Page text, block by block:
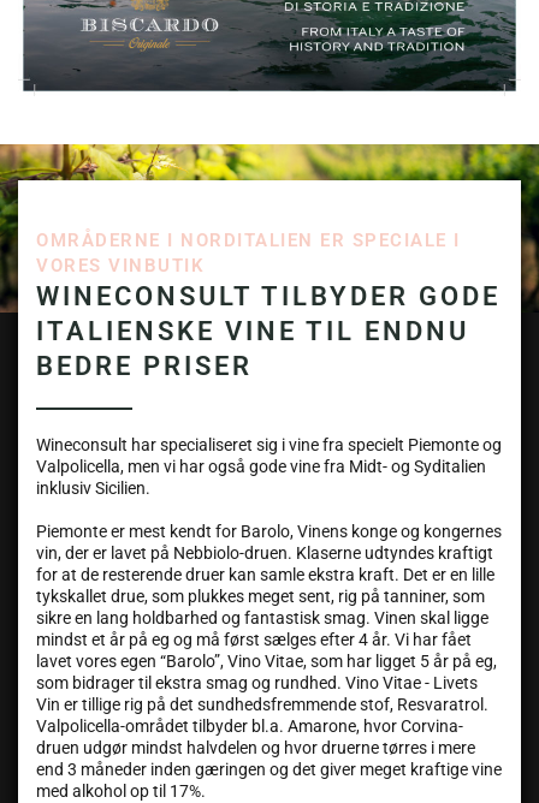
OMRÅDERNE I NORDITALIEN ER SPECIALE I
VORES VINBUTIK
WINECONSULT TILBYDER GODE
ITALIENSKE VINE TIL ENDNU
BEDRE PRISER
Wineconsult har specialiseret sig i vine fra specielt Piemonte og
Valpolicella, men vi har også gode vine fra Midt- og Syditalien
inklusiv Sicilien.
Piemonte er mest kendt for Barolo, Vinens konge og kongernes
vin, der er lavet på Nebbiolo-druen. Klaserne udtyndes kraftigt
for at de resterende druer kan samle ekstra kraft. Det er en lille
tykskallet drue, som plukkes meget sent, rig på tanniner, som
sikre en lang holdbarhed og fantastisk smag. Vinen skal ligge
mindst et år på eg og må først sælges efter 4 år. Vi har fået
lavet vores egen “Barolo”, Vino Vitae, som har ligget 5 år på eg,
som bidrager til ekstra smag og rundhed. Vino Vitae - Livets
Vin er tillige rig på det sundhedsfremmende stof, Resvaratrol.
Valpolicella-området tilbyder bl.a. Amarone, hvor Corvina-
druen udgør mindst halvdelen og hvor druerne tørres i mere
end 3 måneder inden gæringen og det giver meget kraftige vine
med alkohol op til 17%.